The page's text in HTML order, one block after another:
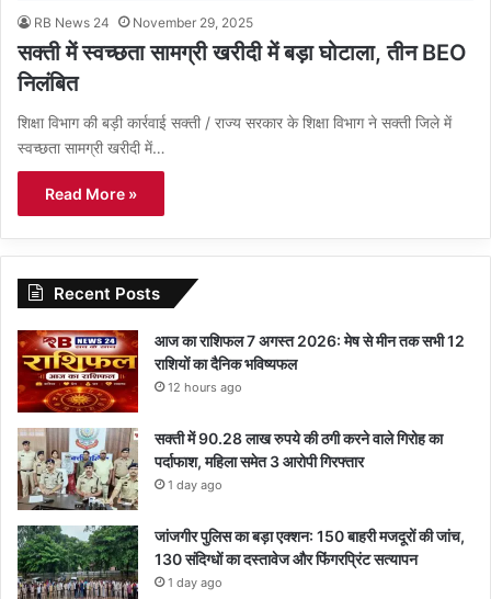
RB News 24 November 29, 2025
सक्ती में स्वच्छता सामग्री खरीदी में बड़ा घोटाला, तीन BEO
निलंबित
शिक्षा विभाग की बड़ी कार्रवाई सक्ती / राज्य सरकार के शिक्षा विभाग ने सक्ती जिले में
स्वच्छता सामग्री खरीदी में…
Read More »
Recent Posts
आज का राशिफल 7 अगस्त 2026: मेष से मीन तक सभी 12
राशियों का दैनिक भविष्यफल
12 hours ago
सक्ती में 90.28 लाख रुपये की ठगी करने वाले गिरोह का
पर्दाफाश, महिला समेत 3 आरोपी गिरफ्तार
1 day ago
जांजगीर पुलिस का बड़ा एक्शन: 150 बाहरी मजदूरों की जांच,
130 संदिग्धों का दस्तावेज और फिंगरप्रिंट सत्यापन
1 day ago